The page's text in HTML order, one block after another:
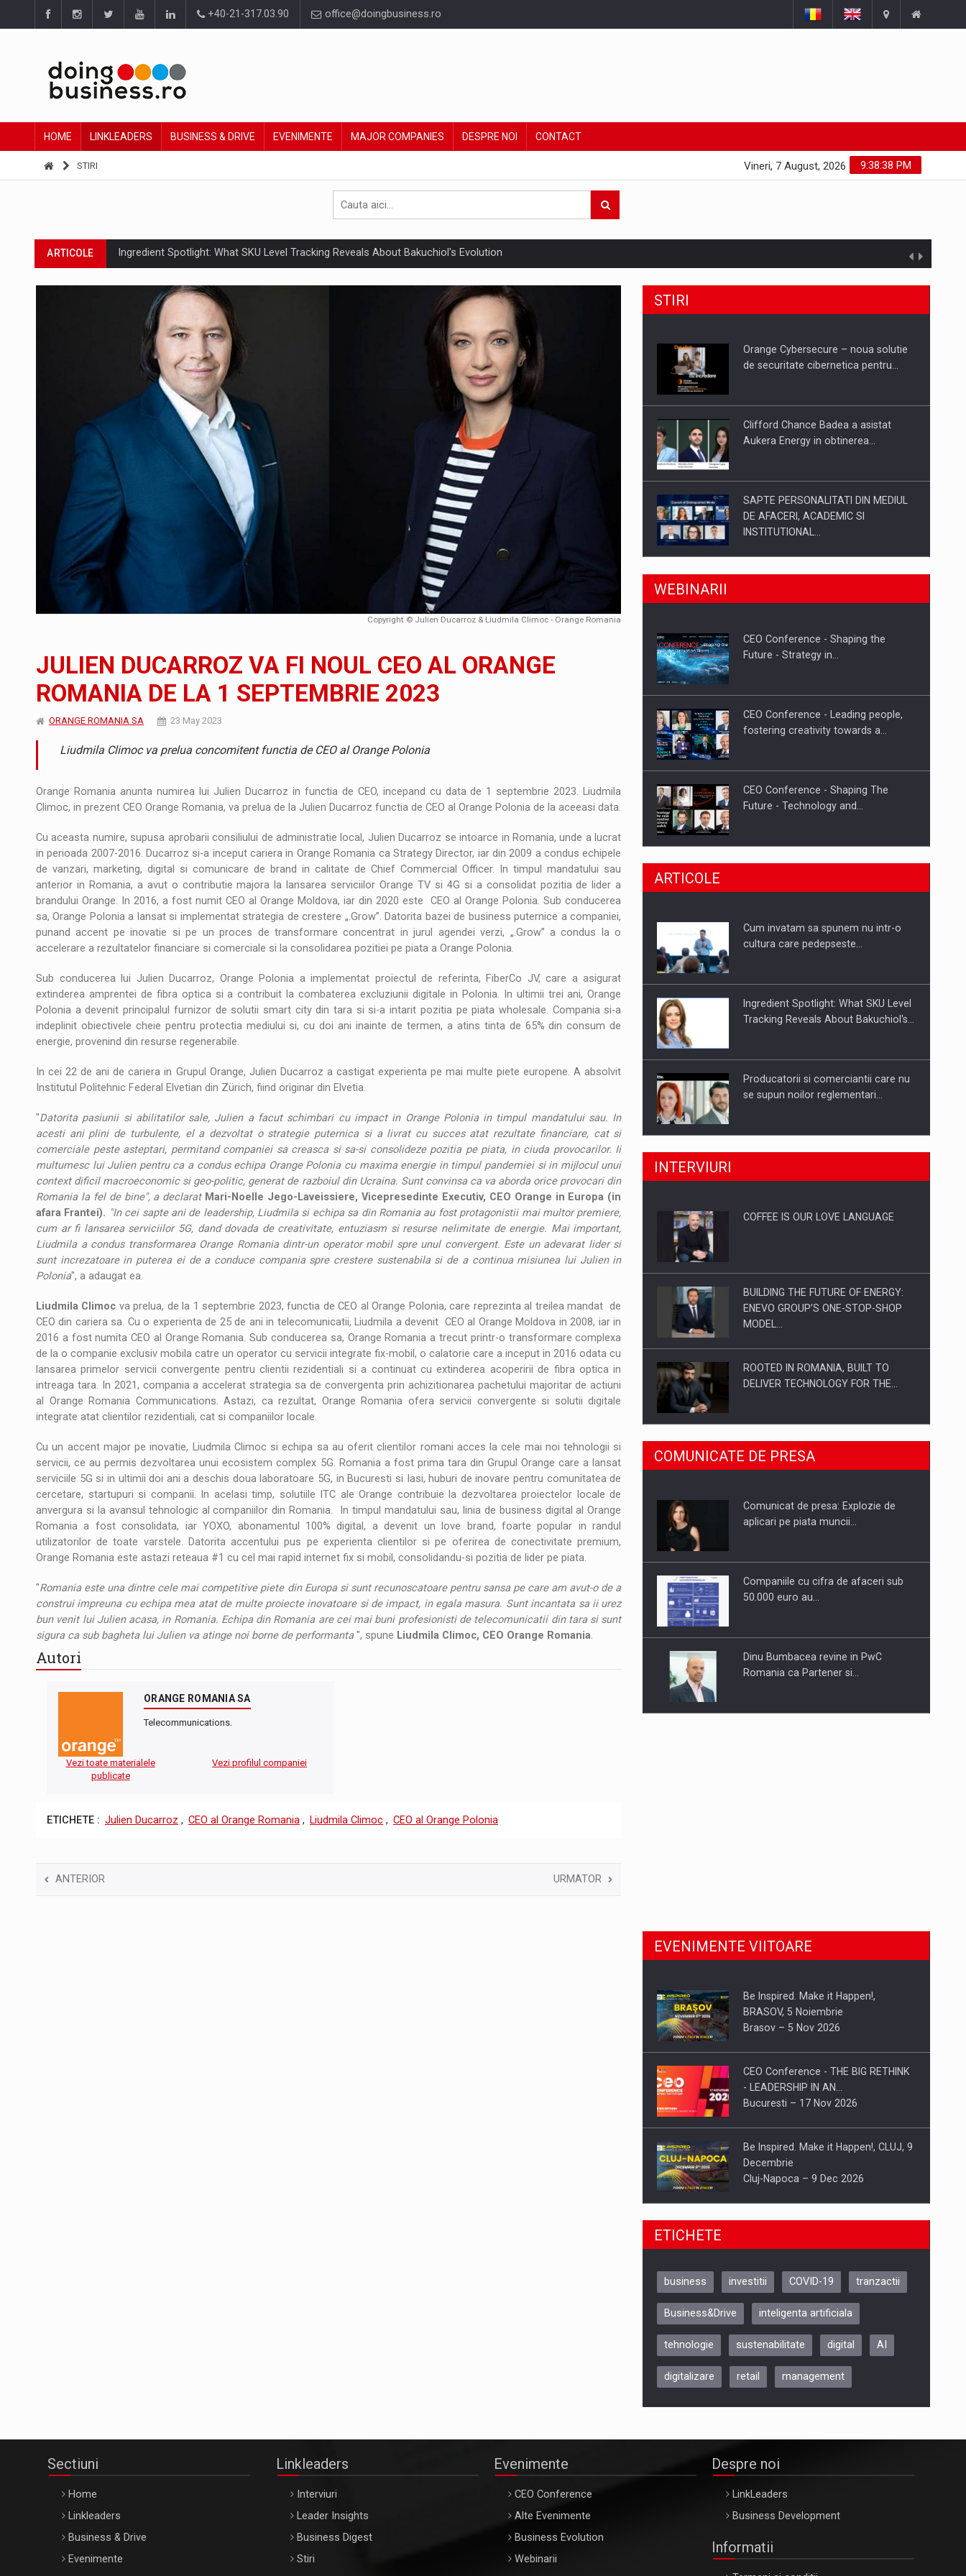
+40-21-317.03.90 office@doingbusiness.ro
HOME LINKLEADERS BUSINESS & DRIVE EVENIMENTE MAJOR COMPANIES DESPRE NOI CONTACT
STIRI 9:38:39 PM
Vineri, 7 August, 2026
ARTICOLE Ingredient Spotlight: What SKU Level Tracking Reveals About Bakuchiol's Evolution
ARTICOLE Producatorii si comerciantii care nu se supun noilor reglementari UE privind ambalajele pot risca retragerea produselor din piata
LEADERSHIP IN MISCARE
CU BATERIILE PERMANENT INCARCATE
PUTTING ROMANIAN CORPORATE COMPANIES ON THE INTERNATIONAL BUSINESS SCENE
INTERVIURI OUR EDGE WILL COME FROM BEING THE MOST DIGITALIZED WHOLESALER IN ROMANIA
INTERVIURI COFFEE IS OUR LOVE LANGUAGE
Hard Enduro Piatra Craiului 2026, fueled by benzinariile RO concept OSCAR – peste 500 de participanti
STIRI Fondul de investitii BoldMind si echipa de management a Pall-Ex, liderul pietei de transport paletizat din Romania, preiau compania intr-o tranzactie de peste 25…
STIRI RANGE ROVER DEZVALUIE AL CINCILEA MEMBRU AL FAMILIEI: RANGE ROVER GT
STIRI Noul Mercedes-Benz VLE este acum disponibil pentru comanda intr-o gama extinsa de variante atragatoare
STIRI JAECOO 5 SHS-H a ajuns in Romania
ARTICOLE Energia fotovoltaica, pilon de stabilitate pentru sistemul energetic in contextul starii de alerta
ARTICOLE Cum invatam sa spunem nu intr-o cultura care pedepseste granitele?
Copyright © Julien Ducarroz & Liudmila Climoc - Orange Romania
JULIEN DUCARROZ VA FI NOUL CEO AL ORANGE
ROMANIA DE LA 1 SEPTEMBRIE 2023
ORANGE ROMANIA SA 23 May 2023
Liudmila Climoc va prelua concomitent functia de CEO al Orange Polonia
Orange Romania anunta numirea lui Julien Ducarroz in functia de CEO, incepand cu data de 1 septembrie 2023. Liudmila
Climoc, in prezent CEO Orange Romania, va prelua de la Julien Ducarroz functia de CEO al Orange Polonia de la aceeasi data.
Cu aceasta numire, supusa aprobarii consiliului de administratie local, Julien Ducarroz se intoarce in Romania, unde a lucrat
in perioada 2007-2016. Ducarroz si-a inceput cariera in Orange Romania ca Strategy Director, iar din 2009 a condus echipele
de vanzari, marketing, digital si comunicare de brand in calitate de Chief Commercial Officer. In timpul mandatului sau
anterior in Romania, a avut o contributie majora la lansarea serviciilor Orange TV si 4G si a consolidat pozitia de lider a
brandului Orange. In 2016, a fost numit CEO al Orange Moldova, iar din 2020 este CEO al Orange Polonia. Sub conducerea
sa, Orange Polonia a lansat si implementat strategia de crestere „.Grow”. Datorita bazei de business puternice a companiei,
punand accent pe inovatie si pe un proces de transformare concentrat in jurul agendei verzi, „.Grow” a condus la o
accelerare a rezultatelor financiare si comerciale si la consolidarea pozitiei pe piata a Orange Polonia.
Sub conducerea lui Julien Ducarroz, Orange Polonia a implementat proiectul de referinta, FiberCo JV, care a asigurat
extinderea amprentei de fibra optica si a contribuit la combaterea excluziunii digitale in Polonia. In ultimii trei ani, Orange
Polonia a devenit principalul furnizor de solutii smart city din tara si si-a intarit pozitia pe piata wholesale. Compania si-a
indeplinit obiectivele cheie pentru protectia mediului si, cu doi ani inainte de termen, a atins tinta de 65% din consum de
energie, provenind din resurse regenerabile.
In cei 22 de ani de cariera in Grupul Orange, Julien Ducarroz a castigat experienta pe mai multe piete europene. A absolvit
Institutul Politehnic Federal Elvetian din Zürich, fiind originar din Elvetia.
"Datorita pasiunii si abilitatilor sale, Julien a facut schimbari cu impact in Orange Polonia in timpul mandatului sau. In
acesti ani plini de turbulente, el a dezvoltat o strategie puternica si a livrat cu succes atat rezultate financiare, cat si
comerciale peste asteptari, permitand companiei sa creasca si sa-si consolideze pozitia pe piata, in ciuda provocarilor. Ii
multumesc lui Julien pentru ca a condus echipa Orange Polonia cu maxima energie in timpul pandemiei si in mijlocul unui
context dificil macroeconomic si geo-politic, generat de razboiul din Ucraina. Sunt convinsa ca va aborda orice provocari din
Romania la fel de bine", a declarat Mari-Noelle Jego-Laveissiere, Vicepresedinte Executiv, CEO Orange in Europa (in
afara Frantei). "In cei sapte ani de leadership, Liudmila si echipa sa din Romania au fost protagonistii mai multor premiere,
cum ar fi lansarea serviciilor 5G, dand dovada de creativitate, entuziasm si resurse nelimitate de energie. Mai important,
Liudmila a condus transformarea Orange Romania dintr-un operator mobil spre unul convergent. Este un adevarat lider si
sunt increzatoare in puterea ei de a conduce compania spre crestere sustenabila si de a continua misiunea lui Julien in
Polonia", a adaugat ea.
Liudmila Climoc va prelua, de la 1 septembrie 2023, functia de CEO al Orange Polonia, care reprezinta al treilea mandat de
CEO din cariera sa. Cu o experienta de 25 de ani in telecomunicatii, Liudmila a devenit CEO al Orange Moldova in 2008, iar in
2016 a fost numita CEO al Orange Romania. Sub conducerea sa, Orange Romania a trecut printr-o transformare complexa
de la o companie exclusiv mobila catre un operator cu servicii integrate fix-mobil, o calatorie care a inceput in 2016 odata cu
lansarea primelor servicii convergente pentru clientii rezidentiali si a continuat cu extinderea acoperirii de fibra optica in
intreaga tara. In 2021, compania a accelerat strategia sa de convergenta prin achizitionarea pachetului majoritar de actiuni
al Orange Romania Communications. Astazi, ca rezultat, Orange Romania ofera servicii convergente si solutii digitale
integrate atat clientilor rezidentiali, cat si companiilor locale.
Cu un accent major pe inovatie, Liudmila Climoc si echipa sa au oferit clientilor romani acces la cele mai noi tehnologii si
servicii, ce au permis dezvoltarea unui ecosistem complex 5G. Romania a fost prima tara din Grupul Orange care a lansat
serviciile 5G si in ultimii doi ani a deschis doua laboratoare 5G, in Bucuresti si Iasi, huburi de inovare pentru comunitatea de
cercetare, startupuri si companii. In acelasi timp, solutiile ITC ale Orange contribuie la dezvoltarea proiectelor locale de
anvergura si la avansul tehnologic al companiilor din Romania. In timpul mandatului sau, linia de business digital al Orange
Romania a fost consolidata, iar YOXO, abonamentul 100% digital, a devenit un love brand, foarte popular in randul
utilizatorilor de toate varstele. Datorita accentului pus pe experienta clientilor si pe oferirea de conectivitate premium,
Orange Romania este astazi reteaua #1 cu cel mai rapid internet fix si mobil, consolidandu-si pozitia de lider pe piata.
"Romania este una dintre cele mai competitive piete din Europa si sunt recunoscatoare pentru sansa pe care am avut-o de a
construi impreuna cu echipa mea atat de multe proiecte inovatoare si de impact, in egala masura. Sunt incantata sa ii urez
bun venit lui Julien acasa, in Romania. Echipa din Romania are cei mai buni profesionisti de telecomunicatii din tara si sunt
sigura ca sub bagheta lui Julien va atinge noi borne de performanta", spune Liudmila Climoc, CEO Orange Romania.
Autori
ORANGE ROMANIA SA
Telecommunications.
Vezi toate materialele
publicate
Vezi profilul companiei
ETICHETE : Julien Ducarroz , CEO al Orange Romania , Liudmila Climoc , CEO al Orange Polonia
ANTERIOR URMATOR
STIRI
Orange Cybersecure – noua solutie
de securitate cibernetica pentru…
Clifford Chance Badea a asistat
Aukera Energy in obtinerea…
SAPTE PERSONALITATI DIN MEDIUL
DE AFACERI, ACADEMIC SI
INSTITUTIONAL…
Hard Enduro Piatra Craiului 2026,
Fondul de investitii BoldMind si
WEBINARII
CEO Conference - Shaping the
Future - Strategy in…
CEO Conference - Leading people,
fostering creativity towards a…
CEO Conference - Shaping The
Future - Technology and…
Webinar - Business Evolution-
CANON - Colaborarea eficienta a
ARTICOLE
Cum invatam sa spunem nu intr-o
cultura care pedepseste…
Ingredient Spotlight: What SKU Level
Tracking Reveals About Bakuchiol's…
Producatorii si comerciantii care nu
se supun noilor reglementari…
Proteinmaxxing and the Future of
INTERVIURI
COFFEE IS OUR LOVE LANGUAGE
BUILDING THE FUTURE OF ENERGY:
ENEVO GROUP’S ONE-STOP-SHOP
MODEL…
ROOTED IN ROMANIA, BUILT TO
DELIVER TECHNOLOGY FOR THE…
PUTTING ROMANIAN CORPORATE
COMPANIES ON THE INTERNATIONAL
OUR EDGE WILL COME FROM BEING
COMUNICATE DE PRESA
Comunicat de presa: Explozie de
aplicari pe piata muncii…
Companiile cu cifra de afaceri sub
50.000 euro au…
Dinu Bumbacea revine in PwC
Romania ca Partener si…
EVENIMENTE VIITOARE
Be Inspired. Make it Happen!,
BRASOV, 5 Noiembrie
Brasov – 5 Nov 2026
CEO Conference - THE BIG RETHINK
- LEADERSHIP IN AN…
Bucuresti – 17 Nov 2026
Be Inspired. Make it Happen!, CLUJ, 9
Decembrie
Cluj-Napoca – 9 Dec 2026
Be Inspired. Make it Happen!,
Oradea – 8 Oct 2026
WEALTH & INVESTMENT FORUM
2026
Bucuresti – 22 Oct 2026
ETICHETE
business investitii COVID-19 tranzactii
Business&Drive inteligenta artificiala
tehnologie sustenabilitate digital AI
digitalizare retail management
Sectiuni
Home
Linkleaders
Business & Drive
Evenimente
Linkleaders
Interviuri
Leader Insights
Business Digest
Stiri
Evenimente
CEO Conference
Alte Evenimente
Business Evolution
Webinarii
Despre noi
LinkLeaders
Business Development
Informatii